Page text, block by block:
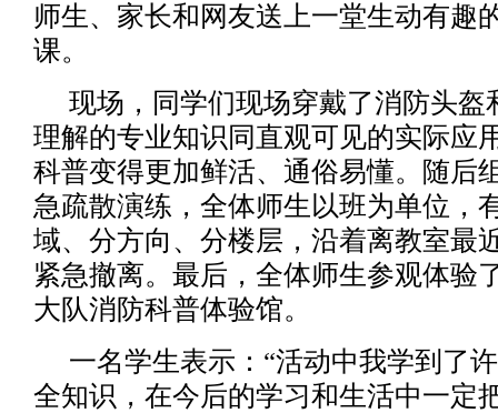
师生、家长和网友送上一堂生动有趣
课。
现场，同学们现场穿戴了消防头盔
理解的专业知识同直观可见的实际应
科普变得更加鲜活、通俗易懂。随后
急疏散演练，全体师生以班为单位，
域、分方向、分楼层，沿着离教室最
紧急撤离。最后，全体师生参观体验
大队消防科普体验馆。
一名学生表示：“活动中我学到了
全知识，在今后的学习和生活中一定